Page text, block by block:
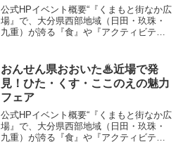
公式HPイベント概要“『くまもと街なか広
場』で、大分県西部地域（日田・玖珠・
九重）が誇る『食』や『アクティビテ
できるジャンボこいのぼりのくぐり抜け
（雨天・強風時は中止）...
おんせん県おおいた♨近場で発
見！ひた・くす・ここのえの魅力
フェア
公式HPイベント概要“『くまもと街なか広
場』で、大分県西部地域（日田・玖珠・
九重）が誇る『食』や『アクティビテ